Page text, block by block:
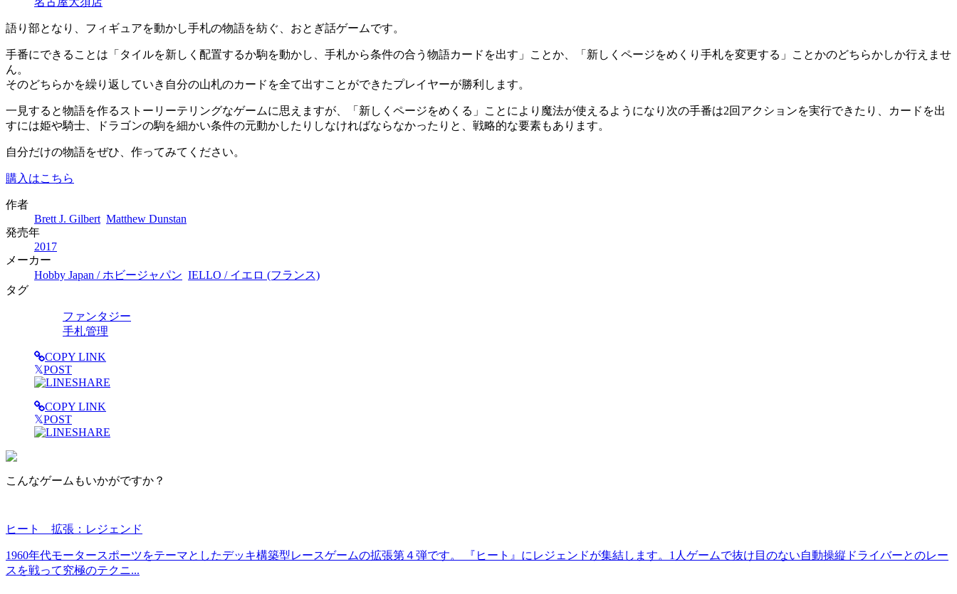
語り部となり、フィギュアを動かし手札の物語を紡ぐ、おとぎ話ゲームです。
手番にできることは「タイルを新しく配置するか駒を動かし、手札から条件の合う物語カードを出す」ことか、「新しくページをめくり手札を変更する」ことかのどちらかしか行えませ
ん。
そのどちらかを繰り返していき自分の山札のカードを全て出すことができたプレイヤーが勝利します。
一見すると物語を作るストーリーテリングなゲームに思えますが、「新しくページをめくる」ことにより魔法が使えるようになり次の手番は2回アクションを実行できたり、カードを出
すには姫や騎士、ドラゴンの駒を細かい条件の元動かしたりしなければならなかったりと、戦略的な要素もあります。
自分だけの物語をぜひ、作ってみてください。
購入はこちら
作者
Brett J. Gilbert Matthew Dunstan
発売年
2017
メーカー
Hobby Japan / ホビージャパン IELLO / イエロ (フランス)
タグ
ファンタジー
手札管理
COPY LINK
𝕏POST
SHARE
COPY LINK
𝕏POST
SHARE
こんなゲームもいかがですか？
ヒート 拡張：レジェンド
1960年代モータースポーツをテーマとしたデッキ構築型レースゲームの拡張第４弾です。 『ヒート』にレジェンドが集結します。1人ゲームで抜け目のない自動操縦ドライバーとのレー
スを戦って究極のテクニ...